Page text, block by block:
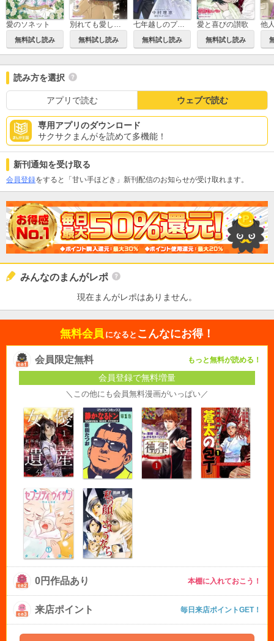
愛のソネット
無料試し読み
別れても愛しくて
無料試し読み
七年越しのプロポーズ
無料試し読み
愛と喜びの讃歌
無料試し読み
他
読み方を選択
アプリで読む ウェブで読む
専用アプリのダウンロード
サクサクまんがを読めて多機能！
新刊通知を受け取る
会員登録をすると「甘い手ほどき」新刊配信のお知らせが受け取れます。
みんなのまんがレポ
現在まんがレポはありません。
無料会員 になると こんなにお得！
会員限定無料 もっと無料が読める！
会員登録で無料増量
＼この他にも会員無料漫画がいっぱい／
0円作品あり 本棚に入れておこう！
来店ポイント 毎日来店ポイントGET！